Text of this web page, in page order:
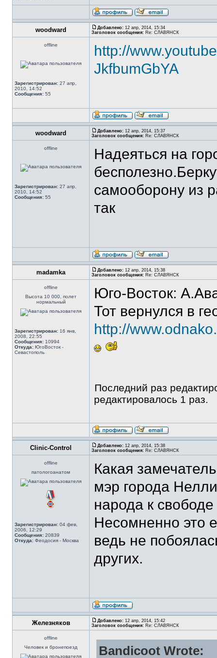
woodward Добавлено: 12 апр, 2014, 15:34
Заголовок сообщения: Re: СЛАВЯНСК
offline
Зарегистрирован: 27 апр,
2010, 14:52
Сообщения: 55
http://
JkfbumGbYA
woodward Добавлено: 12 апр, 2014, 15:37
Заголовок сообщения: Re: СЛАВЯНСК
offline
Зарегистрирован: 27 апр,
2010, 14:52
Сообщения: 55
Надеяться на
самооборону из
так
madamka Добавлено: 12 апр, 2014, 15:38
Заголовок сообщения: Re: СЛАВЯНСК
offline
Высота 10 000, полет
нормальный
Зарегистрирован: 16 янв,
2008, 22:55
Сообщения: 10994
Откуда: ЮгоВосток -
Севастополь
Юго-Восток:
Тот вернулся в
http://
Последний раз
редактировалось 1 раз.
Clinic-Control Добавлено: 12 апр, 2014, 15:38
Заголовок сообщения: Re: СЛАВЯНСК
offline
патологоанатом
Зарегистрирован: 04 фев,
2006, 12:29
Сообщения: 20839
Откуда: Феодосия - Москва
Какая
мэр города
народа к
Несомненно это
ведь не
других.
Железняков Добавлено: 12 апр, 2014, 15:42
Заголовок сообщения: Re: СЛАВЯНСК
offline
Человек и бронепоезд
Bandicoot Wrote: